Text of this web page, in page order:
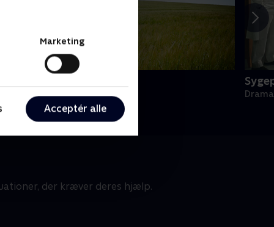
Marketing
Acceptér alle
• 10 sæsoner
der kræver deres hjælp.